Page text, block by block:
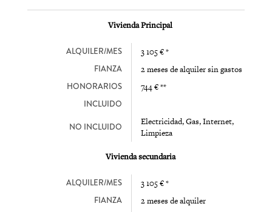
Vivienda Principal
ALQUILER/MES 3 105 € *
FIANZA 2 meses de alquiler sin gastos
HONORARIOS 744 € **
INCLUIDO
NO INCLUIDO
Electricidad, Gas, Internet,
Limpieza
Vivienda secundaria
ALQUILER/MES 3 105 € *
FIANZA 2 meses de alquiler